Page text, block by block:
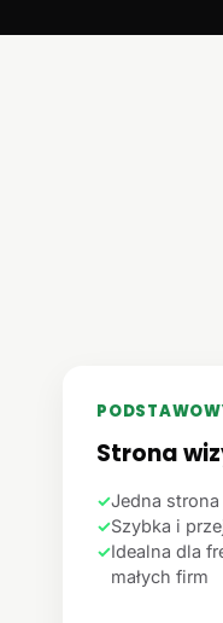
Strona
✓Jedna strona
✓Szybka i
✓Idealna dla
małych firm